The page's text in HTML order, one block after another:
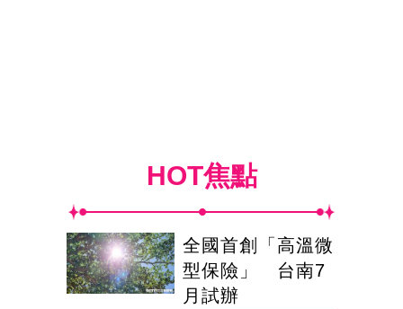
HOT焦點
全國首創「高溫微
型保險」 台南7
月試辦